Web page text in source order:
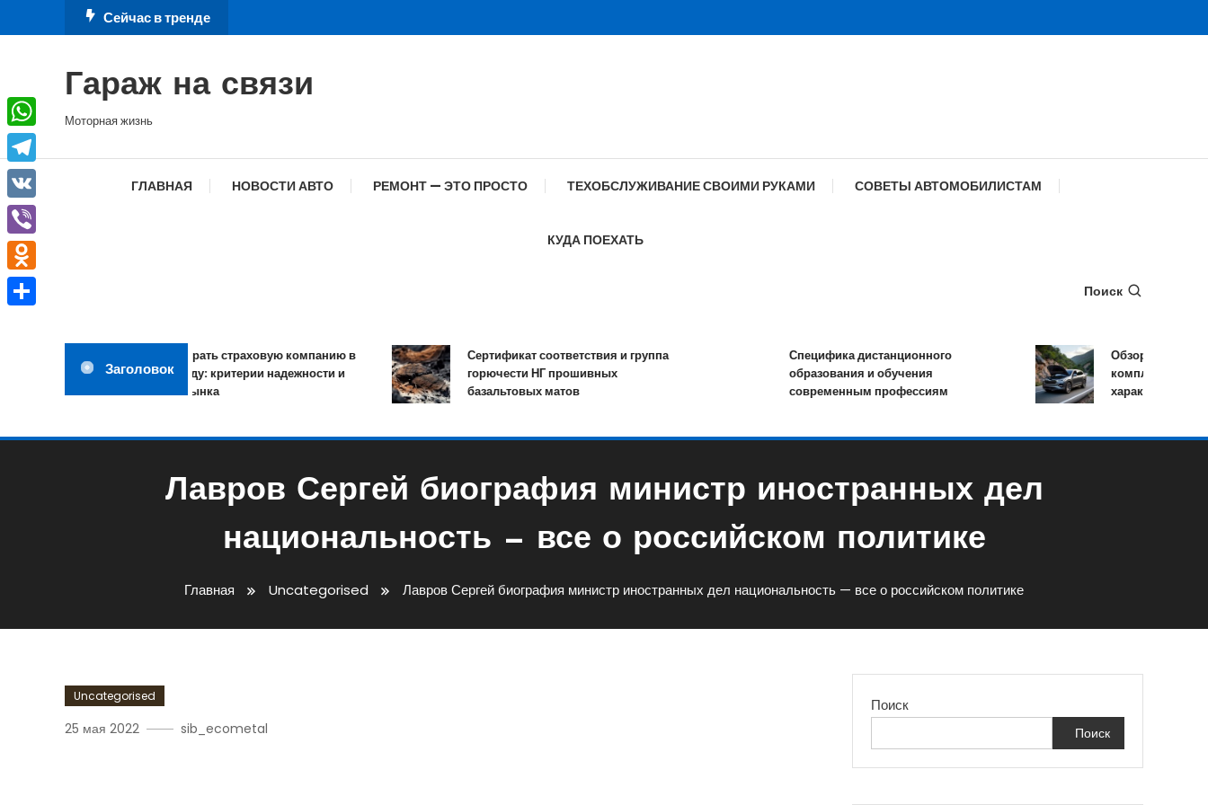
к
Сейчас в тренде
Гараж на связи
Моторная жизнь
ГЛАВНАЯ НОВОСТИ АВТО РЕМОНТ — ЭТО ПРОСТО ТЕХОБСЛУЖИВАНИЕ СВОИМИ РУКАМИ СОВЕТЫ АВТОМОБИЛИСТАМ
КУДА ПОЕХАТЬ
Поиск
Заголовок
Как выбрать страховую компанию в
2026 году: критерии надежности и
обзор рынка
Сертификат соответствия и группа
горючести НГ прошивных
базальтовых матов
Специфика дистанционного
образования и обучения
современным профессиям
Обзор TANK 500:
комплектации и
характеристики
Лавров Сергей биография министр иностранных дел
национальность — все о российском политике
Главная Uncategorised Лавров Сергей биография министр иностранных дел национальность — все о российском политике
Uncategorised
25 мая 2022 sib_ecometal
Поиск
Поиск
WhatsApp
Telegram
VK
Viber
Odnoklassniki